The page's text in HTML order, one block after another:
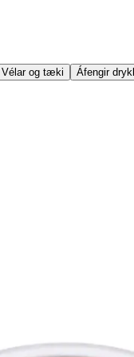
Vélar og tæki Áfengir